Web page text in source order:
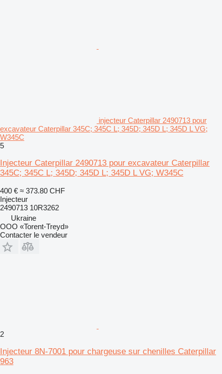
injecteur Caterpillar 2490713 pour
excavateur Caterpillar 345C; 345C L; 345D; 345D L; 345D L VG;
W345C
5
Injecteur Caterpillar 2490713 pour excavateur Caterpillar
345C; 345C L; 345D; 345D L; 345D L VG; W345C
400 € ≈ 373.80 CHF
Injecteur
2490713 10R3262
Ukraine
OOO «Torent-Treyd»
Contacter le vendeur
2
Injecteur 8N-7001 pour chargeuse sur chenilles Caterpillar
963